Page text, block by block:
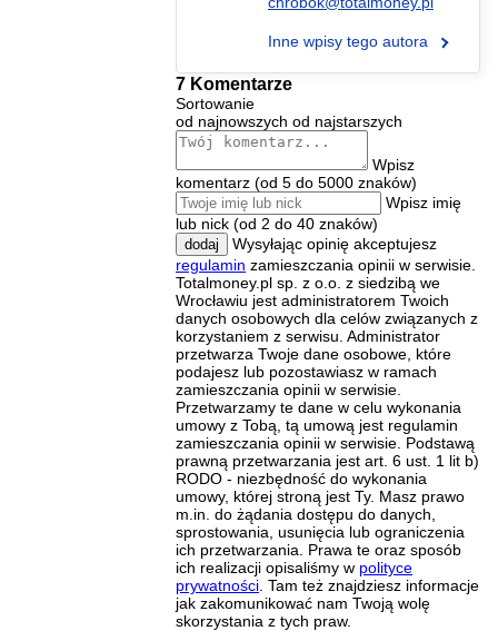
Inne wpisy tego autora
7 Komentarze
Sortowanie
od najnowszych od najstarszych
Wpisz
komentarz (od 5 do 5000 znaków)
Wpisz imię
lub nick (od 2 do 40 znaków)
dodaj
Wysyłając opinię akceptujesz
regulamin zamieszczania opinii w serwisie.
Totalmoney.pl sp. z o.o. z siedzibą we
Wrocławiu jest administratorem Twoich
danych osobowych dla celów związanych z
korzystaniem z serwisu. Administrator
przetwarza Twoje dane osobowe, które
podajesz lub pozostawiasz w ramach
zamieszczania opinii w serwisie.
Przetwarzamy te dane w celu wykonania
umowy z Tobą, tą umową jest regulamin
zamieszczania opinii w serwisie. Podstawą
prawną przetwarzania jest art. 6 ust. 1 lit b)
RODO - niezbędność do wykonania
umowy, której stroną jest Ty. Masz prawo
m.in. do żądania dostępu do danych,
sprostowania, usunięcia lub ograniczenia
ich przetwarzania. Prawa te oraz sposób
ich realizacji opisaliśmy w polityce
prywatności . Tam też znajdziesz informacje
jak zakomunikować nam Twoją wolę
skorzystania z tych praw.